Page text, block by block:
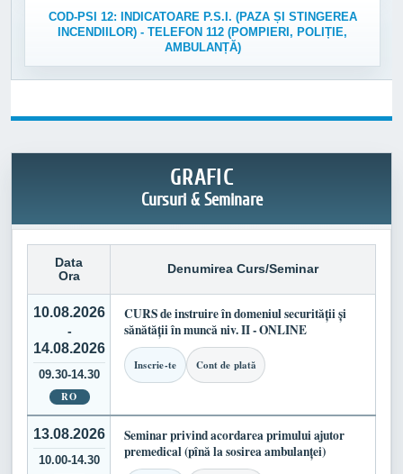
COD-PSI 12: INDICATOARE P.S.I. (PAZA ȘI STINGEREA
INCENDIILOR) - TELEFON 112 (POMPIERI, POLIȚIE,
AMBULANȚĂ)
GRAFIC
Cursuri & Seminare
Data
Ora
Denumirea Curs/Seminar
10.08.2026
-
14.08.2026
09.30-14.30
RO
CURS de instruire în domeniul securității și
sănătății în muncă niv. II - ONLINE
Inscrie-te Cont de plată
13.08.2026
10.00-14.30
Seminar privind acordarea primului ajutor
premedical (pînă la sosirea ambulanței)